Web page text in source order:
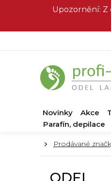
Upozornění: Z
Novinky Akce
Parafín, depilace
DomůProdávané
ODEL